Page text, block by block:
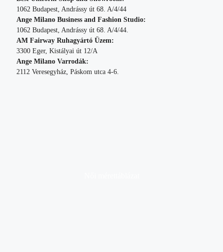
1062 Budapest, Andrássy út 68. A/4/44
Ange Milano Business and Fashion Studio:
1062 Budapest, Andrássy út 68. A/4/44.
AM Fairway Ruhagyártó Üzem:
3300 Eger, Kistályai út 12/A
Ange Milano Varrodák:
2112 Veresegyház, Páskom utca 4-6.